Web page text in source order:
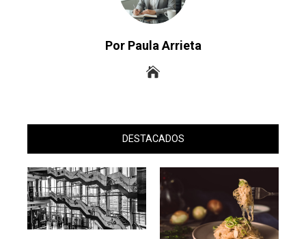
Por Paula Arrieta
DESTACADOS